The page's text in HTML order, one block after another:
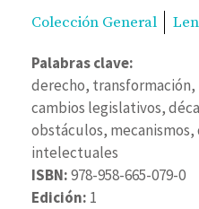
Colección General
Palabras clave:
derecho,
cambios legislativos,
obstáculos,
intelectuales
ISBN:978-958-665-079-0
Edición: 1